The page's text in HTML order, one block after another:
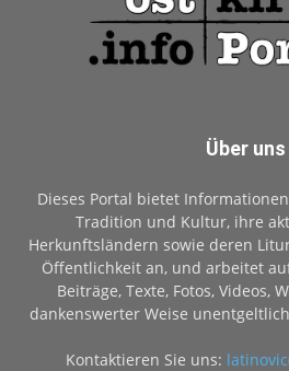
Über uns
Dieses Portal bietet
Tradition und Kultur, ihre
Herkunftsländern sowie deren
Öffentlichkeit an, und arbeitet
Beiträge, Texte, Fotos, Videos,
dankenswerter Weise
Kontaktieren Sie uns: